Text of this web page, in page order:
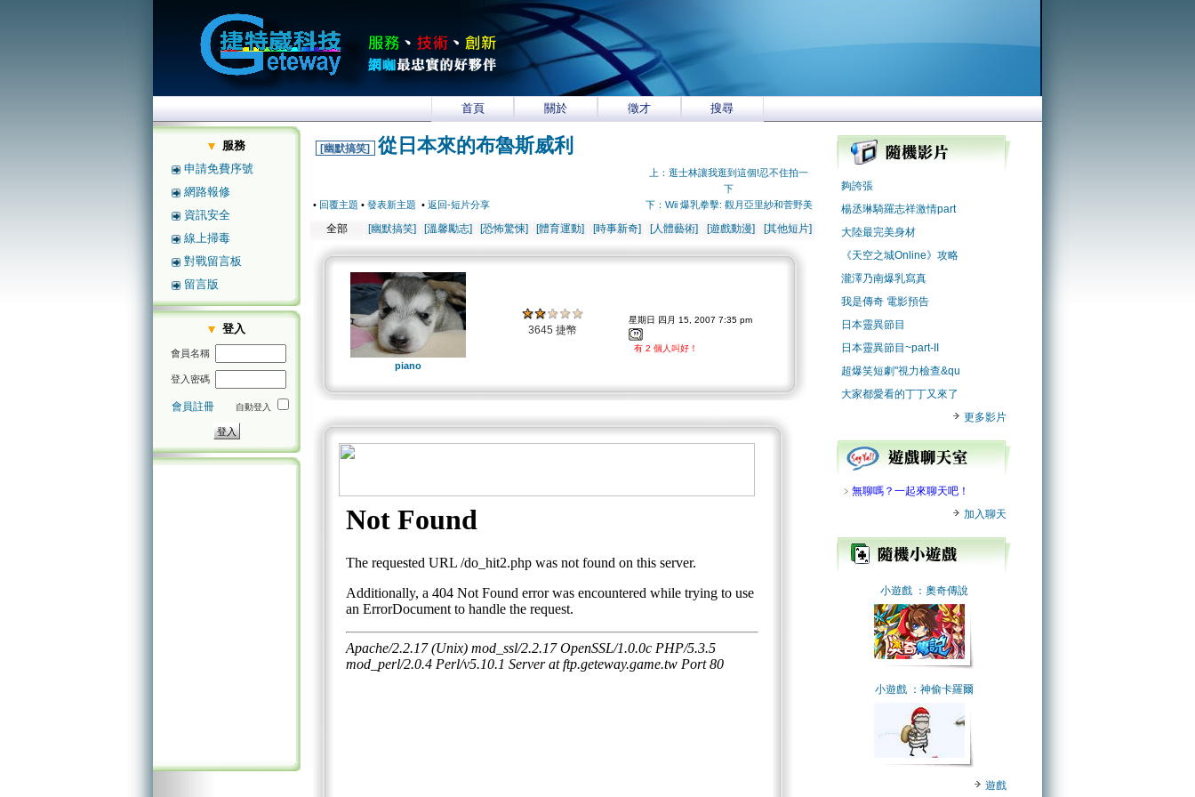
首頁 關於 徵才 搜尋
服務
申請免費序號
網路報修
資訊安全
線上掃毒
對戰留言板
留言版
登入
會員名稱
登入密碼
會員註冊 自動登入
[幽默搞笑] 從日本來的布魯斯威利
• 回覆主題 • 發表新主題 • 返回-短片分享
上：逛士林讓我逛到這個!忍不住拍一
下
下：Wii 爆乳拳擊: 觀月亞里紗和菅野美
全部 [幽默搞笑] [溫馨勵志] [恐怖驚悚] [體育運動] [時事新奇] [人體藝術] [遊戲動漫] [其他短片]
piano
3645 捷幣
星期日 四月 15, 2007 7:35 pm
有 2 個人叫好！
夠誇張
楊丞琳騎羅志祥激情part
大陸最完美身材
《天空之城Online》攻略
瀧澤乃南爆乳寫真
我是傳奇 電影預告
日本靈異節目
日本靈異節目~part-II
超爆笑短劇"視力檢查&qu
大家都愛看的丁丁又來了
更多影片
﹥ 無聊嗎？一起來聊天吧！
加入聊天
小遊戲 ：奧奇傳說
小遊戲 ：神偷卡羅爾
遊戲